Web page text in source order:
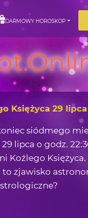
DARMOWY HOROSKOP
Księżyca 29
siódmego
lipca o godz.
Koźlego Księżyca.
zjawisko